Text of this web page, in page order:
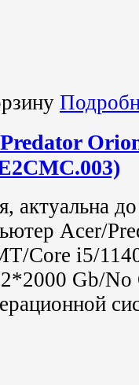
актуальна
Acer/
Core i5/
Gb/Nо